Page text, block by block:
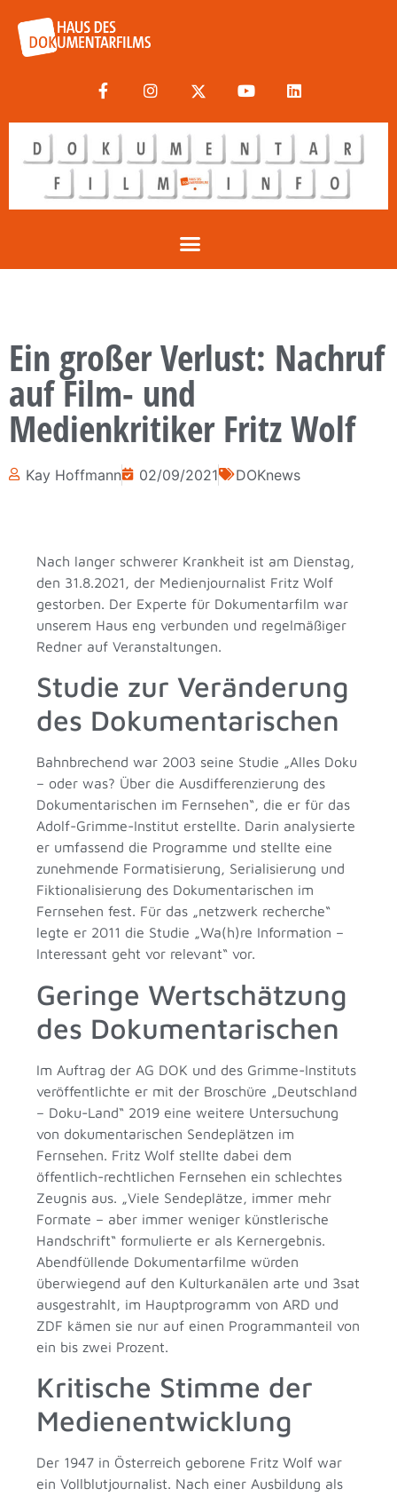
Ein großer Verlust: Nachruf
auf Film- und
Medienkritiker Fritz Wolf
Kay Hoffmann 02/09/2021 DOKnews
Nach langer schwerer Krankheit ist am Dienstag,
den 31.8.2021, der Medienjournalist Fritz Wolf
gestorben. Der Experte für Dokumentarfilm war
unserem Haus eng verbunden und regelmäßiger
Redner auf Veranstaltungen.
Studie zur Veränderung
des Dokumentarischen
Bahnbrechend war 2003 seine Studie „Alles Doku
– oder was? Über die Ausdifferenzierung des
Dokumentarischen im Fernsehen“, die er für das
Adolf-Grimme-Institut erstellte. Darin analysierte
er umfassend die Programme und stellte eine
zunehmende Formatisierung, Serialisierung und
Fiktionalisierung des Dokumentarischen im
Fernsehen fest. Für das „netzwerk recherche“
legte er 2011 die Studie „Wa(h)re Information –
Interessant geht vor relevant“ vor.
Geringe Wertschätzung
des Dokumentarischen
Im Auftrag der AG DOK und des Grimme-Instituts
veröffentlichte er mit der Broschüre „Deutschland
– Doku-Land“ 2019 eine weitere Untersuchung
von dokumentarischen Sendeplätzen im
Fernsehen. Fritz Wolf stellte dabei dem
öffentlich-rechtlichen Fernsehen ein schlechtes
Zeugnis aus. „Viele Sendeplätze, immer mehr
Formate – aber immer weniger künstlerische
Handschrift“ formulierte er als Kernergebnis.
Abendfüllende Dokumentarfilme würden
überwiegend auf den Kulturkanälen arte und 3sat
ausgestrahlt, im Hauptprogramm von ARD und
ZDF kämen sie nur auf einen Programmanteil von
ein bis zwei Prozent.
Kritische Stimme der
Medienentwicklung
Der 1947 in Österreich geborene Fritz Wolf war
ein Vollblutjournalist. Nach einer Ausbildung als